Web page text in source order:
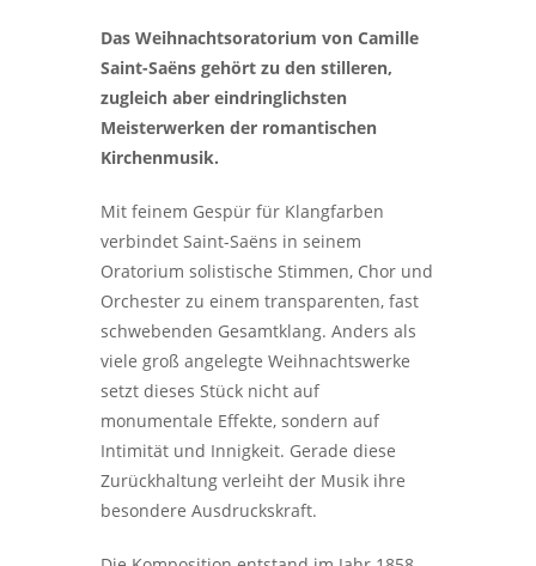
Das Weihnachtsoratorium von Camille
Saint-Saëns gehört zu den stilleren,
zugleich aber eindringlichsten
Meisterwerken der romantischen
Kirchenmusik.
Mit feinem Gespür für Klangfarben
verbindet Saint-Saëns in seinem
Oratorium solistische Stimmen, Chor und
Orchester zu einem transparenten, fast
schwebenden Gesamtklang. Anders als
viele groß angelegte Weihnachtswerke
setzt dieses Stück nicht auf
monumentale Effekte, sondern auf
Intimität und Innigkeit. Gerade diese
Zurückhaltung verleiht der Musik ihre
besondere Ausdruckskraft.